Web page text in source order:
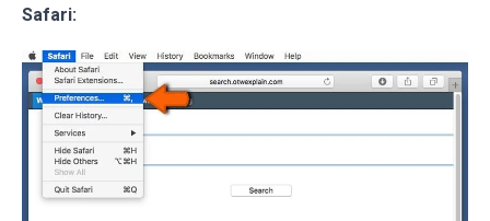
Safari: